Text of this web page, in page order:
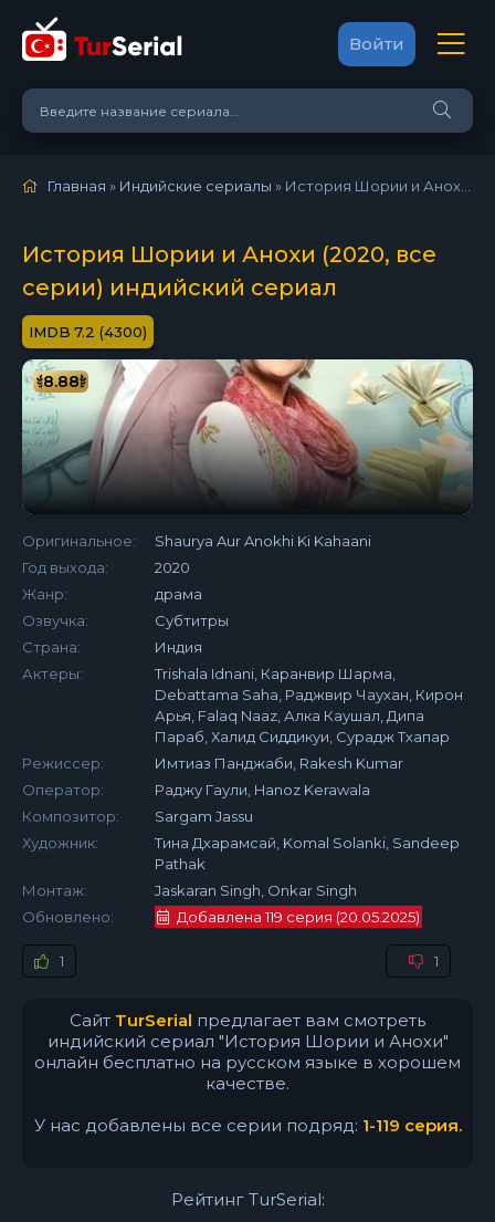
Войти
Главная » Индийские сериалы » История Шории и Анохи (2020)
История Шории и Анохи (2020, все
серии) индийский сериал
7.2 (4300)
8.88
Оригинальное:
Shaurya Aur Anokhi Ki Kahaani
Год выхода:
2020
Жанр:
драма
Озвучка:
Субтитры
Страна:
Индия
Актеры:
Trishala Idnani, Каранвир Шарма,
Debattama Saha, Раджвир Чаухан, Кирон
Арья, Falaq Naaz, Алка Каушал, Дипа
Параб, Халид Сиддикуи, Сурадж Тхапар
Режиссер:
Имтиаз Панджаби, Rakesh Kumar
Оператор:
Раджу Гаули, Hanoz Kerawala
Композитор:
Sargam Jassu
Художник:
Тина Дхарамсай, Komal Solanki, Sandeep
Pathak
Монтаж:
Jaskaran Singh, Onkar Singh
Обновлено:
Добавлена 119 серия (20.05.2025)
1 1
Сайт TurSerial предлагает вам смотреть
индийский сериал "История Шории и Анохи"
онлайн бесплатно на русском языке в хорошем
качестве.
У нас добавлены все серии подряд: 1-119 серия.
Рейтинг TurSerial: